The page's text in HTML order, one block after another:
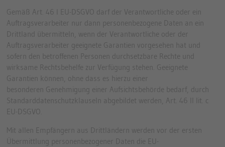
Gemäß Art. 46 I EU-DSGVO darf der Verantwortliche oder ein
Auftragsverarbeiter nur dann personenbezogene Daten an ein
Drittland übermitteln, wenn der Verantwortliche oder der
Auftragsverarbeiter geeignete Garantien vorgesehen hat und
sofern den betroffenen Personen durchsetzbare Rechte und
wirksame Rechtsbehelfe zur Verfügung stehen. Geeignete
Garantien können, ohne dass es hierzu einer
besonderen Genehmigung einer Aufsichtsbehörde bedarf, durch
Standarddatenschutzklauseln abgebildet werden, Art. 46 II lit. c
EU-DSGVO.
Mit allen Empfängern aus Drittländern werden vor der ersten
Übermittlung personenbezogener Daten die EU-